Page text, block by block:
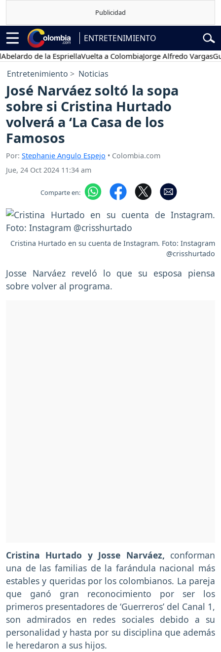
ENTRETENIMIENTO
de la EspriellaVuelta a ColombiaJorge Alfredo Vargas
Entretenimiento Noticias
José Narváez soltó la sopa
sobre si Cristina Hurtado
volverá a ‘La Casa de los
Famosos
Por: Stephanie Angulo Espejo • Colombia.com
Jue, 24 Oct 2024 11:34 am
Comparte en:
Cristina Hurtado en su cuenta de Instagram. Foto: Instagram
@crisshurtado
Josse Narváez reveló lo que su esposa piensa
sobre volver al programa.
Cristina Hurtado y Josse Narváez, conforman
una de las familias de la farándula nacional más
estables y queridas por los colombianos. La pareja
que ganó gran reconocimiento por ser los
primeros presentadores de ‘Guerreros’ del Canal 1,
son admirados en redes sociales debido a su
personalidad y hasta por su disciplina que además
le heredaron a sus hijos.